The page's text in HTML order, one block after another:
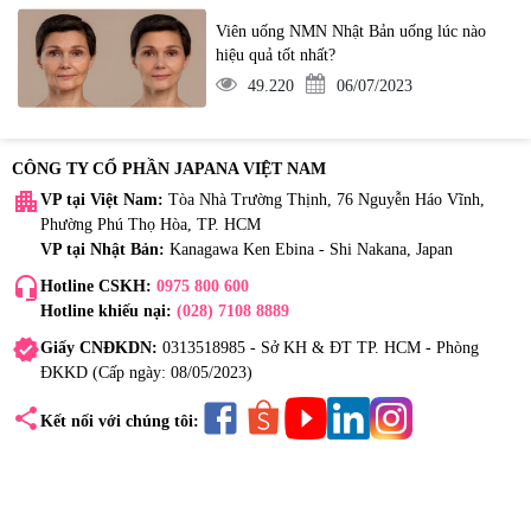
Viên uống NMN Nhật Bản uống lúc nào
hiệu quả tốt nhất?
49.220
06/07/2023
CÔNG TY CỔ PHẦN JAPANA VIỆT NAM
apartment VP tại Việt Nam: Tòa Nhà Trường Thịnh, 76 Nguyễn Háo Vĩnh,
Phường Phú Thọ Hòa, TP. HCM
VP tại Nhật Bản: Kanagawa Ken Ebina - Shi Nakana, Japan
headset_mic Hotline CSKH: 0975 800 600
Hotline khiếu nại: (028) 7108 8889
verifiedGiấy CNĐKDN: 0313518985 - Sở KH & ĐT TP. HCM - Phòng
ĐKKD (Cấp ngày: 08/05/2023)
share Kết nối với chúng tôi: